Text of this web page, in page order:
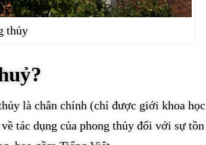
thủy
là chân chính (chỉ được giới khoa học
tác dụng của phong thủy đối với sự tồn